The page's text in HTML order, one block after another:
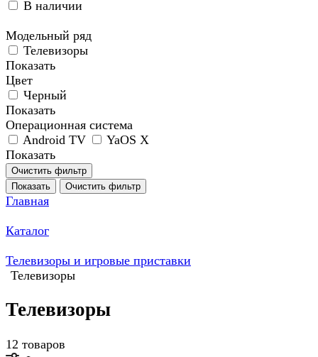
В наличии
Модельный ряд
Телевизоры
Показать
Цвет
Черный
Показать
Операционная система
Android TV
YaOS X
Показать
Очистить фильтр
Показать
Очистить фильтр
Главная
Каталог
Телевизоры и игровые приставки
Телевизоры
Телевизоры
12 товаров